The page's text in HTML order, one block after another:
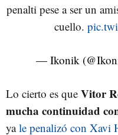
penalti pese a ser un
cuello.
— Ikonik
Lo cierto es que Vitor
mucha continuidad
yale penalizó con Xavi